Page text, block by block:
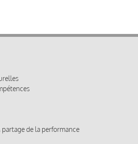
de la performance